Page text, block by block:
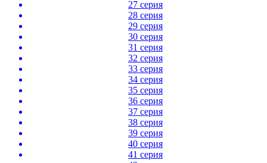
27 серия
28 серия
29 серия
30 серия
31 серия
32 серия
33 серия
34 серия
35 серия
36 серия
37 серия
38 серия
39 серия
40 серия
41 серия